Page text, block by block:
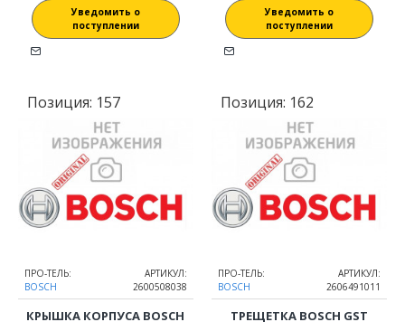
Уведомить о
поступлении
Уведомить о
поступлении
Позиция: 157
ПРО-ТЕЛЬ:
BOSCH
АРТИКУЛ:
2600508038
КРЫШКА КОРПУСА BOSCH
Позиция: 162
ПРО-ТЕЛЬ:
BOSCH
АРТИКУЛ:
2606491011
ТРЕЩЕТКА BOSCH GST